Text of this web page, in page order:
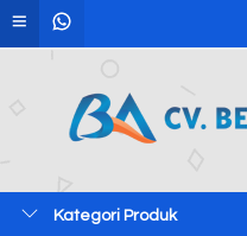
Kategori Produk